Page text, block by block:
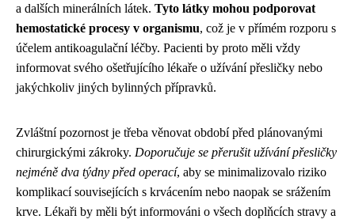
a dalších minerálních látek. Tyto látky mohou podporovat
hemostatické procesy v organismu, což je v přímém rozporu s
účelem antikoagulační léčby. Pacienti by proto měli vždy
informovat svého ošetřujícího lékaře o užívání přesličky nebo
jakýchkoliv jiných bylinných přípravků.
Zvláštní pozornost je třeba věnovat období před plánovanými
chirurgickými zákroky. Doporučuje se přerušit užívání přesličky
nejméně dva týdny před operací, aby se minimalizovalo riziko
komplikací souvisejících s krvácením nebo naopak se srážením
krve. Lékaři by měli být informováni o všech doplňcích stravy a